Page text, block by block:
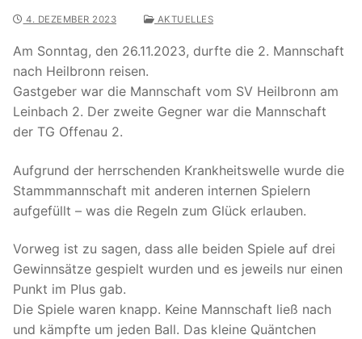
4. DEZEMBER 2023 AKTUELLES
Am Sonntag, den 26.11.2023, durfte die 2. Mannschaft
nach Heilbronn reisen.
Gastgeber war die Mannschaft vom SV Heilbronn am
Leinbach 2. Der zweite Gegner war die Mannschaft
der TG Offenau 2.
Aufgrund der herrschenden Krankheitswelle wurde die
Stammmannschaft mit anderen internen Spielern
aufgefüllt – was die Regeln zum Glück erlauben.
Vorweg ist zu sagen, dass alle beiden Spiele auf drei
Gewinnsätze gespielt wurden und es jeweils nur einen
Punkt im Plus gab.
Die Spiele waren knapp. Keine Mannschaft ließ nach
und kämpfte um jeden Ball. Das kleine Quäntchen